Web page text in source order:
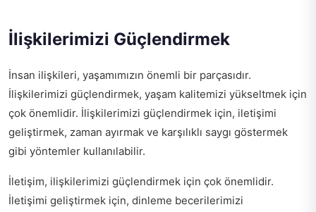
İlişkilerimizi Güçlendirmek
İnsan ilişkileri, yaşamımızın önemli bir parçasıdır.
İlişkilerimizi güçlendirmek, yaşam kalitemizi yükseltmek için
çok önemlidir. İlişkilerimizi güçlendirmek için, iletişimi
geliştirmek, zaman ayırmak ve karşılıklı saygı göstermek
gibi yöntemler kullanılabilir.
İletişim, ilişkilerimizi güçlendirmek için çok önemlidir.
İletişimi geliştirmek için, dinleme becerilerimizi